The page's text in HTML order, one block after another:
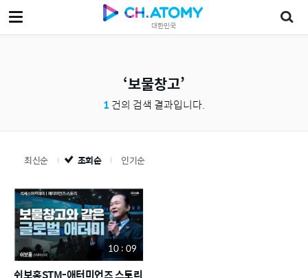
대한민국
보물창고
1 건의 검색 결과입니다.
최신순 조회순 인기순
10 : 09
쉬보홍STM-애터미언즈 스토리